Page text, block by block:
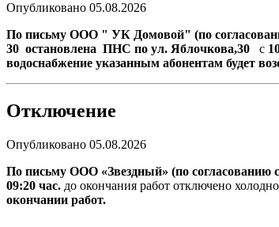
Опубликовано 05.08.2026
По письму ООО " УК Домовой" (по
30 остановлена ПНС по ул. Яблочкова,30 с
водоснабжение указанным абонентам будет
Отключение
Опубликовано 05.08.2026
По письму ООО «Звездный» (по согласованию
09:20 час. до окончания работ отключено
окончании работ.